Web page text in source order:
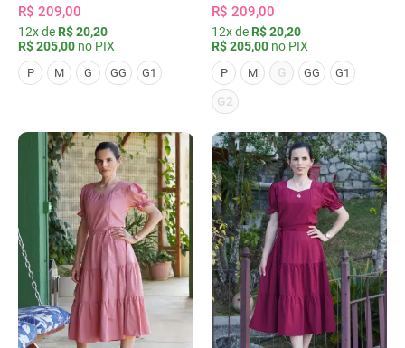
R$ 209,00
12x de R$ 20,20
R$ 205,00 no PIX
P M G GG G1
R$ 209,00
12x de R$ 20,20
R$ 205,00 no PIX
P M G GG G1
G2